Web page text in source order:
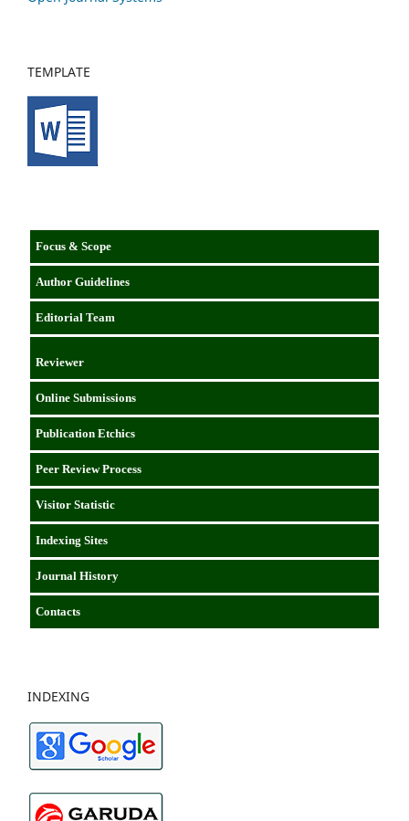
TEMPLATE
Focus & Scope
Author Guidelines
Editorial Team
Reviewer
Online Submissions
Publication Etchics
Peer Review Process
Visitor Statistic
Indexing Sites
Journal History
Contacts
INDEXING